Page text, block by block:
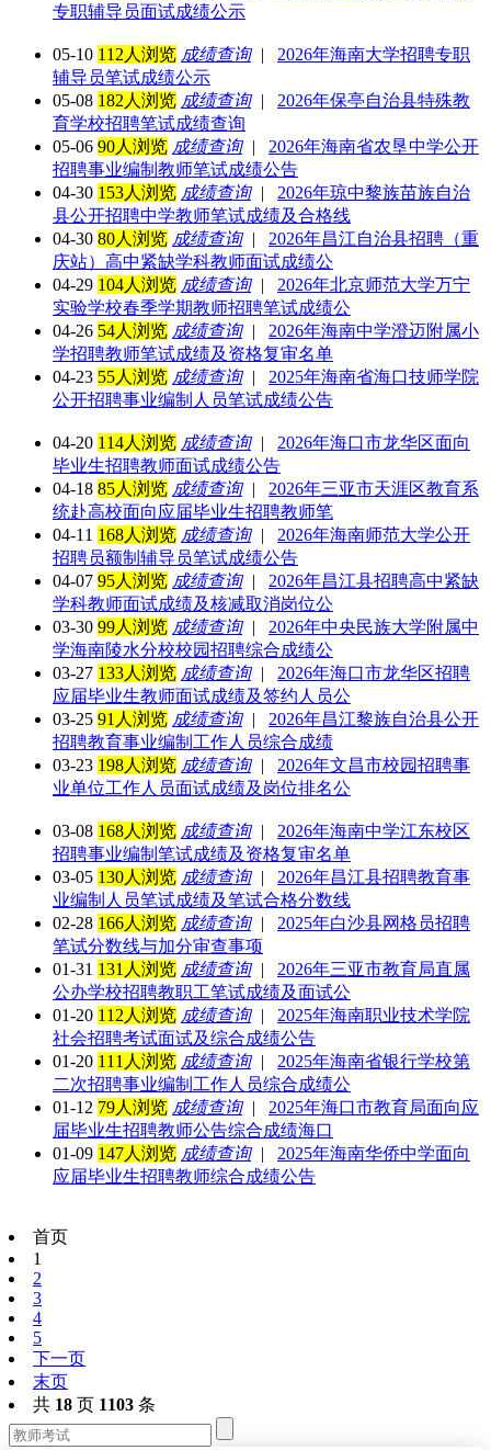
专职辅导员面试成绩公示
05-10 112人浏览 成绩查询|
2026年海南大学招聘专职
辅导员笔试成绩公示
05-08 182人浏览 成绩查询|
2026年保亭自治县特殊教
育学校招聘笔试成绩查询
05-06 90人浏览 成绩查询|
2026年海南省农垦中学公开
招聘事业编制教师笔试成绩公告
04-30 153人浏览 成绩查询|
2026年琼中黎族苗族自治
县公开招聘中学教师笔试成绩及合格线
04-30 80人浏览 成绩查询|
2026年昌江自治县招聘（重
庆站）高中紧缺学科教师面试成绩公
04-29 104人浏览 成绩查询|
2026年北京师范大学万宁
实验学校春季学期教师招聘笔试成绩公
04-26 54人浏览 成绩查询|
2026年海南中学澄迈附属小
学招聘教师笔试成绩及资格复审名单
04-23 55人浏览 成绩查询|
2025年海南省海口技师学院
公开招聘事业编制人员笔试成绩公告
04-20 114人浏览 成绩查询|
2026年海口市龙华区面向
毕业生招聘教师面试成绩公告
04-18 85人浏览 成绩查询|
2026年三亚市天涯区教育系
统赴高校面向应届毕业生招聘教师笔
04-11 168人浏览 成绩查询|
2026年海南师范大学公开
招聘员额制辅导员笔试成绩公告
04-07 95人浏览 成绩查询|
2026年昌江县招聘高中紧缺
学科教师面试成绩及核减取消岗位公
03-30 99人浏览 成绩查询|
2026年中央民族大学附属中
学海南陵水分校校园招聘综合成绩公
03-27 133人浏览 成绩查询|
2026年海口市龙华区招聘
应届毕业生教师面试成绩及签约人员公
03-25 91人浏览 成绩查询|
2026年昌江黎族自治县公开
招聘教育事业编制工作人员综合成绩
03-23 198人浏览 成绩查询|
2026年文昌市校园招聘事
业单位工作人员面试成绩及岗位排名公
03-08 168人浏览 成绩查询|
2026年海南中学江东校区
招聘事业编制笔试成绩及资格复审名单
03-05 130人浏览 成绩查询|
2026年昌江县招聘教育事
业编制人员笔试成绩及笔试合格分数线
02-28 166人浏览 成绩查询|
2025年白沙县网格员招聘
笔试分数线与加分审查事项
01-31 131人浏览 成绩查询|
2026年三亚市教育局直属
公办学校招聘教职工笔试成绩及面试公
01-20 112人浏览 成绩查询|
2025年海南职业技术学院
社会招聘考试面试及综合成绩公告
01-20 111人浏览 成绩查询|
2025年海南省银行学校第
二次招聘事业编制工作人员综合成绩公
01-12 79人浏览 成绩查询|
2025年海口市教育局面向应
届毕业生招聘教师公告综合成绩海口
01-09 147人浏览 成绩查询|
2025年海南华侨中学面向
应届毕业生招聘教师综合成绩公告
首页
1
2
3
4
5
下一页
末页
共 18 页 1103 条